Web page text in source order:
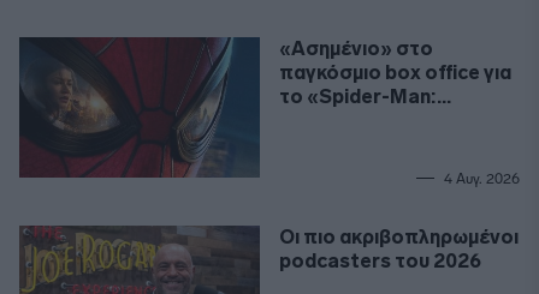
«Ασημένιο» στο
παγκόσμιο box office για
το «Spider-Man:
4 Αυγ. 2026
Οι πιο ακριβοπληρωμένοι
podcasters του 2026